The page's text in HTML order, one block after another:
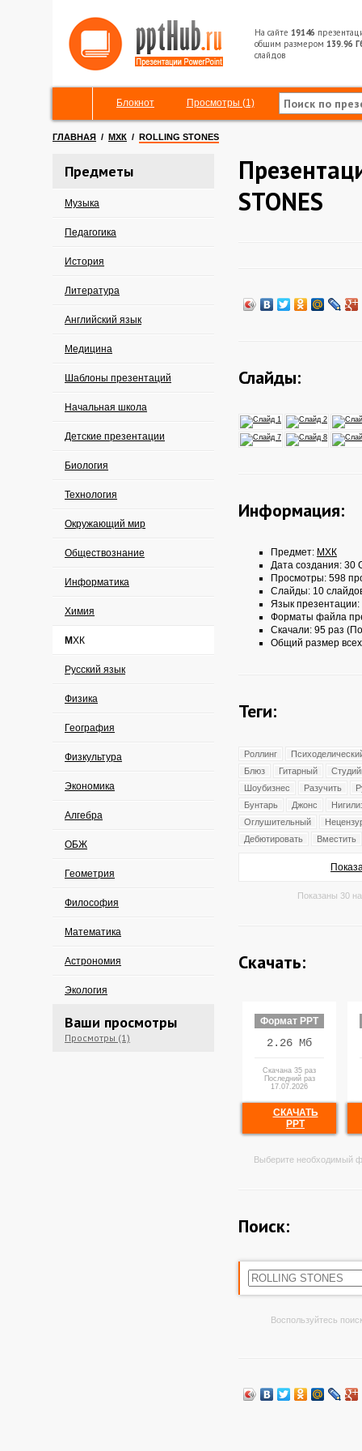
На сайте 19146
общим размером 139.96
слайдов
Блокнот Просмотры (1)
ГЛАВНАЯ / МХК / ROLLING STONES
Предметы
Музыка
Педагогика
История
Литература
Английский язык
Медицина
Шаблоны презентаций
Начальная школа
Детские презентации
Биология
Технология
Окружающий мир
Обществознание
Информатика
Химия
МХК
Русский язык
Физика
География
Физкультура
Экономика
Алгебра
ОБЖ
Геометрия
Философия
Математика
Астрономия
Экология
Ваши просмотры
Просмотры (1)
STONES
Слайды:
Информация:
Предмет: МХК
Дата создания: 30
Просмотры: 598
Слайды: 10
Язык презентации:
Форматы файла
Скачали: 95 раз
Общий размер
Теги:
Роллинг
Блюз
Гитарный
Шоубизнес
Разучить
Бунтарь
Джонс
Оглушительный
Дебютировать
Вместить
Показаны 30
Скачать:
Формат PPT
2.26 Мб
Скачана 35 раз
Последний раз
17.07.2026
СКАЧАТЬ
PPT
Выберите необходимый
Поиск:
Воспользуйтесь